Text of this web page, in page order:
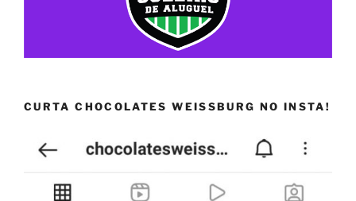
CURTA CHOCOLATES WEISSBURG NO INSTA!